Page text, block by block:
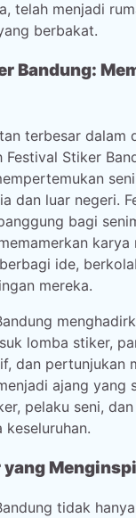
telah menjadi
berbakat.
Bandung:
terbesar dalam
Festival Stiker
dan luar negeri.
bagi
karya
ide,
mereka.
lomba stiker,
dan pertunjukan
ajang yang
pelaku seni,
keseluruhan.
yang
tidak